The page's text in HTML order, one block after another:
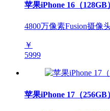
苹果iPhone 16（128GB
4800万像素Fusion摄像
￥
5999
苹果iPhone 17（256GB